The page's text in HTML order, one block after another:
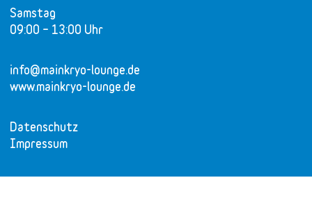
info@mainkryo-lounge.de
Datenschutz